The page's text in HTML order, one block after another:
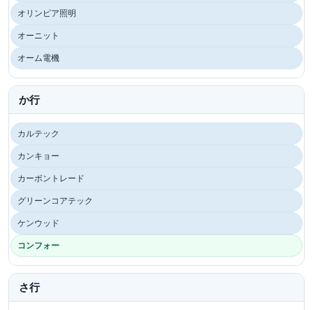
オリンピア照明
オーニット
オーム電機
か行
カルテック
カンキョー
カーボントレード
グリーンコアテック
ケンウッド
コンフォー
さ行